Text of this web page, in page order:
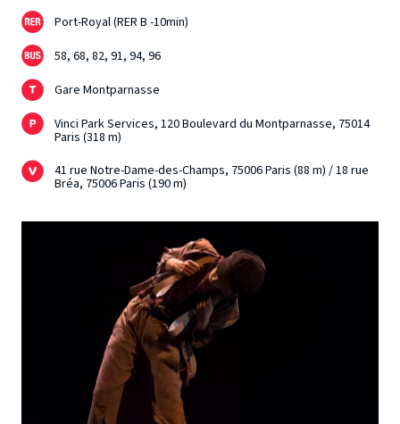
Port-Royal (RER B -10min)
58, 68, 82, 91, 94, 96
Gare Montparnasse
Vinci Park Services, 120 Boulevard du Montparnasse, 75014
Paris (318 m)
41 rue Notre-Dame-des-Champs, 75006 Paris (88 m) / 18 rue
Bréa, 75006 Paris (190 m)